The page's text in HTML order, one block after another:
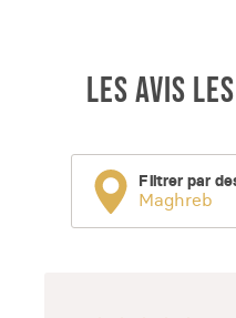
LES AVIS
Filtrer par
Maghreb